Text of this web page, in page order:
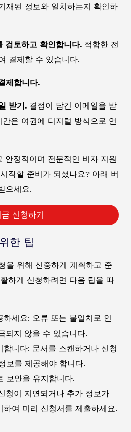
재된 정보와 일치하는지 확인하
검토하고 확인합니다. 적합한 전
결제할 수 있습니다.
제합니다.
받기. 결정이 담긴 이메일을 받
은 여권에 디지털 방식으로 연
안정적이며 전문적인 비자 지원
작할 준비가 되셨나요? 아래 버
으세요.
금 신청하기
한 팁
을 위해 신중하게 계획하고 준
하게 신청하려면 다음 팁을 따
하세요: 오류 또는 불일치로 인
되지 않을 수 있습니다.
합니다: 문서를 스캔하거나 신청
보를 제공해야 합니다.
보안을 유지합니다.
청이 지연되거나 추가 정보가
하여 미리 신청서를 제출하세요.